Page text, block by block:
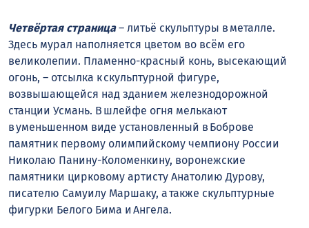
Четвёртая страница– литьё скульптуры в металле.
Здесь мурал наполняется цветом во всём его
великолепии. Пламенно-красный конь, высекающий
огонь, – отсылка к скульптурной фигуре,
возвышающейся над зданием железнодорожной
станции Усмань. В шлейфе огня мелькают
в уменьшенном виде установленный в Боброве
памятник первому олимпийскому чемпиону России
Николаю Панину-Коломенкину, воронежские
памятники цирковому артисту Анатолию Дурову,
писателю Самуилу Маршаку, а также скульптурные
фигурки Белого Бима и Ангела.